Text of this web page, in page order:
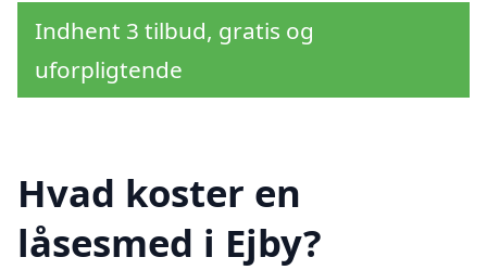
Indhent 3 tilbud, gratis og
uforpligtende
Hvad koster en
låsesmed i Ejby?